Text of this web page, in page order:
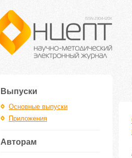
Выпуски
Основные выпуски
Приложения
Авторам